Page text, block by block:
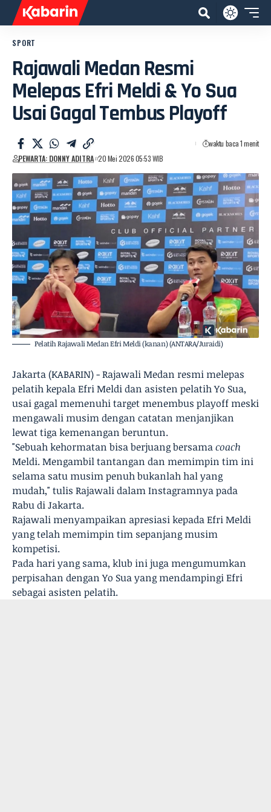
SPORT
Rajawali Medan Resmi
Melepas Efri Meldi & Yo Sua
Usai Gagal Tembus Playoff
PEWARTA: DONNY ADITRA 20 Mei 2026 05:53 WIB
waktu baca 1 menit
Pelatih Rajawali Medan Efri Meldi (kanan) (ANTARA/Juraidi)
Jakarta (KABARIN) - Rajawali Medan resmi melepas
pelatih kepala Efri Meldi dan asisten pelatih Yo Sua,
usai gagal memenuhi target menembus playoff meski
mengawali musim dengan catatan menjanjikan
lewat tiga kemenangan beruntun.
"Sebuah kehormatan bisa berjuang bersamacoach
Meldi. Mengambil tantangan dan memimpin tim ini
selama satu musim penuh bukanlah hal yang
mudah," tulis Rajawali dalam Instagramnya pada
Rabu di Jakarta.
Rajawali menyampaikan apresiasi kepada Efri Meldi
yang telah memimpin tim sepanjang musim
kompetisi.
Pada hari yang sama, klub ini juga mengumumkan
perpisahan dengan Yo Sua yang mendampingi Efri
sebagai asisten pelatih.